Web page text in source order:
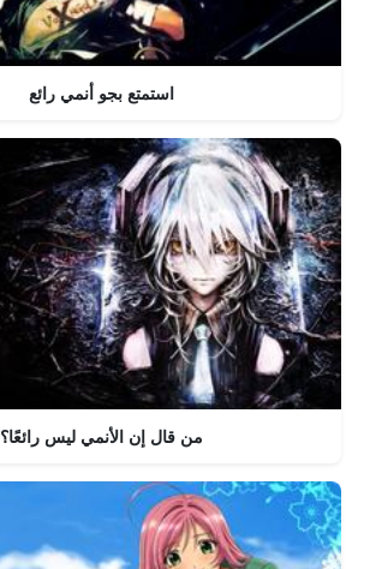
استمتع بجو أنمي رائع
من قال إن الأنمي ليس رائعًا؟